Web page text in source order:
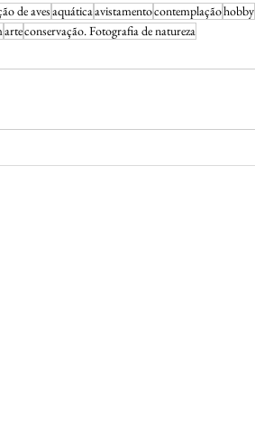
de avesaquáticaavistamentocontemplaçãohobby
arteconservação. Fotografia de natureza